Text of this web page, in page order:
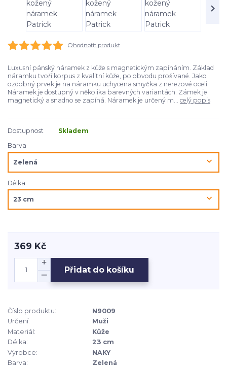
Ohodnotit produkt
Luxusní pánský náramek z kůže s magnetickým zapínáním. Základ
náramku tvoří korpus z kvalitní kůže, po obvodu prošívané. Jako
ozdobný prvek je na náramku uchycena smyčka z nerezové oceli.
Náramek je dostupný v několika barevných variantách. Zámek je
magnetický a snadno se zapíná. Náramek je určený m... celý popis
Dostupnost
Skladem
Barva
Délka
369 Kč
Přidat do košíku
Číslo produktu:
N9009
Určení:
Muži
Materiál:
Kůže
Délka:
23 cm
Výrobce:
NAKY
Barva:
Zelená